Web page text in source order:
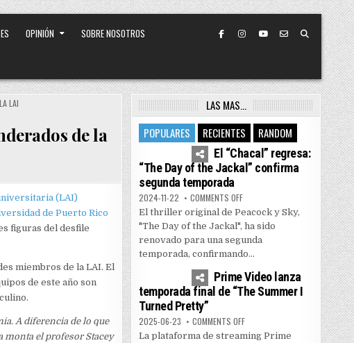
OPINIÓN
SOBRE NOSOTROS
LAI
de la
(LAI)
de Puerto Rico
figuras del desfile
miembros de la LAI. El
de este año son
A diferencia de lo que
monta el profesor Stacey
LAS MAS…
POPULARES
RECIENTES RANDOM
4 7440
El “Chacal” regresa:
“The Day of the Jackal” confirma
segunda temporada
2024-11-22 COMMENTS OFFON EL “CHACAL” REGRESA:
El thriller original de Peacock y Sky,
"The Day of the Jackal", ha sido
renovado para una segunda
temporada, confirmando...
1 5156
Prime Video lanza
temporada final de “The Summer I
Turned Pretty”
2025-06-23 COMMENTS OFFON PRIME VIDEO LANZA
La plataforma de streaming Prime